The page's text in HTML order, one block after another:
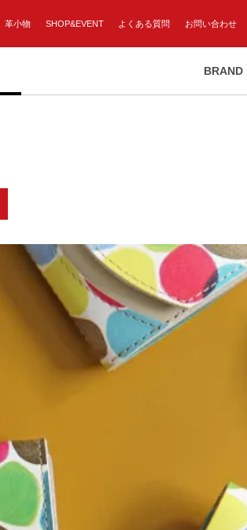
革小物 SHOP&EVENT よくある質問 お問い合わせ
BRAND